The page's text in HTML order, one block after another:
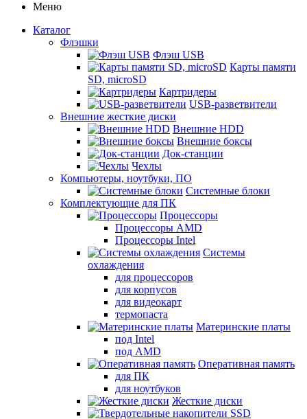
Меню
Каталог
Флэшки
Флэш USB
Карты памяти
SD, microSD
Картридеры
USB-разветвители
Внешние жесткие диски
Внешние HDD
Внешние боксы
Док-станции
Чехлы
Компьютеры, ноутбуки, ПО
Системные блоки
Комплектующие для ПК
Процессоры
Процессоры AMD
Процессоры Intel
Системы
охлаждения
для процессоров
для корпусов
для видеокарт
термопаста
Материнские платы
под Intel
под AMD
Оперативная память
для ПК
для ноутбуков
Жесткие диски